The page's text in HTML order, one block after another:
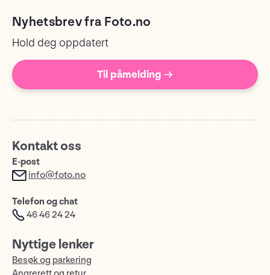
Nyhetsbrev fra Foto.no
Hold deg oppdatert
Til påmelding →
Kontakt oss
E-post
info@foto.no
Telefon og chat
46 46 24 24
Nyttige lenker
Besøk og parkering